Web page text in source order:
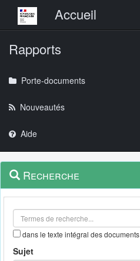
Menu principalAccueil
Rapports
Porte-documents
Nouveautés
Aide
Navigation
outils
Menu
contextuel
Recherche
dans le texte intégral des documents
Sujet